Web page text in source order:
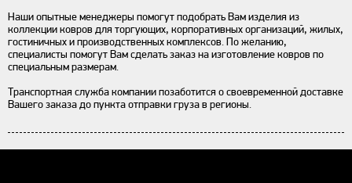
Наши опытные менеджеры помогут подобрать Вам изделия из
коллекции ковров для торгующих, корпоративных организаций, жилых,
гостиничных и производственных комплексов. По желанию,
специалисты помогут Вам сделать заказ на изготовление ковров по
специальным размерам.
Транспортная служба компании позаботится о своевременной доставке
Вашего заказа до пункта отправки груза в регионы.